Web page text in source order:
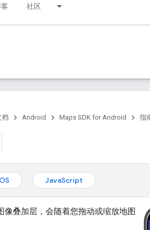
社区
档 Android Maps SDK for Android 指
JavaScript
叠加层，会随着您拖动或缩放地图